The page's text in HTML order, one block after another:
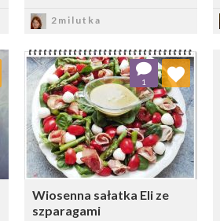
2milutka
Wiosenna sałatka Eli ze
szparagami
1
Dodaj do ulubionych
Wybierz listę: